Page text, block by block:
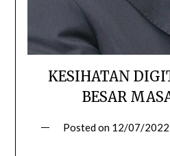
KESIHATAN
BESAR
Posted on 12/07/2022